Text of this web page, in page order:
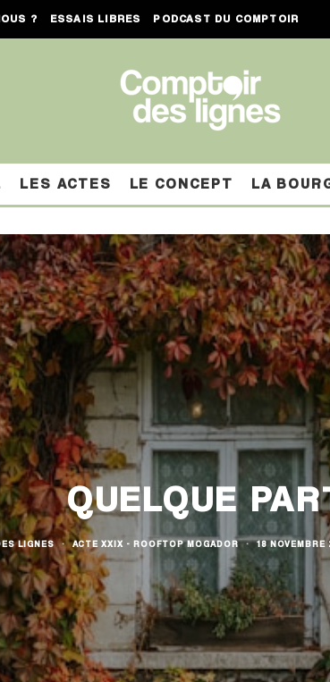
? ESSAIS LIBRES PODCAST DU COMPTOIR
LES ACTES LE CONCEPT LA
QUELQUE
LIGNES · ACTE XXIX - ROOFTOP MOGADOR · 18 NOVEMBRE